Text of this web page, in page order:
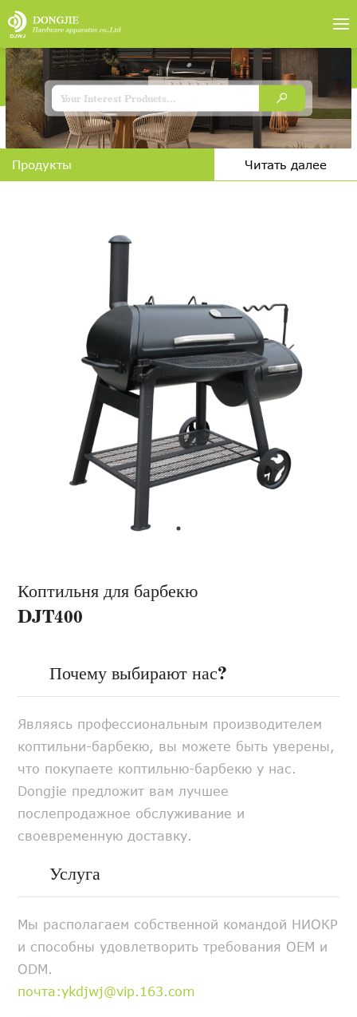
Продукты Читать далее
Коптильня для барбекю
DJT400
Почему выбирают нас?
Являясь профессиональным производителем
коптильни-барбекю, вы можете быть уверены,
что покупаете коптильню-барбекю у нас.
Dongjie предложит вам лучшее
послепродажное обслуживание и
своевременную доставку.
Услуга
Мы располагаем собственной командой НИОКР
и способны удовлетворить требования OEM и
ODM.
почта:ykdjwj@vip.163.com